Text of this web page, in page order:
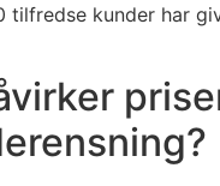
tilfredse kunder har